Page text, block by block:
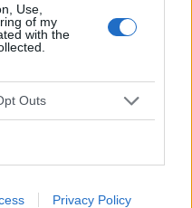
Use,
of my
with the
Outs
Privacy Policy